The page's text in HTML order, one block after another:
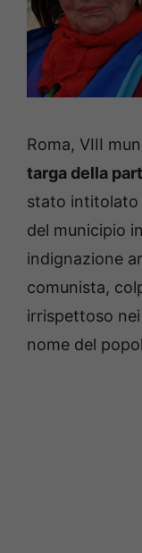
Roma, VIII
targa della
stato intitolato
del municipio
indignazione
comunista,
irrispettoso
nome del